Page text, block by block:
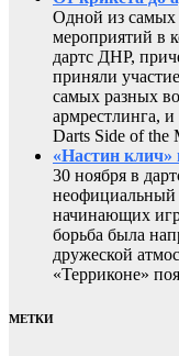
Одной из самых
мероприятий в
дартс ДНР,
приняли
самых разных
армрестлинга, и
Darts Side of the
«Настин клич»
30 ноября в
неофициальный
начинающих
борьба была
дружеской
«Терриконе»
МЕТКИ